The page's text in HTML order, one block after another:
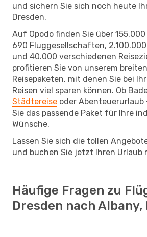
und sichern Sie sich noch heute
Dresden.
Auf Opodo finden Sie über
690 Fluggesellschaften,
und 40.000 verschiedenen
profitieren Sie von unserem
Reisepaketen, mit denen Sie bei
Reisen viel sparen können. Ob
Städtereise oder Abenteuerurlaub
Sie das passende Paket für Ihre
Wünsche.
Lassen Sie sich die tollen
und buchen Sie jetzt Ihren Urlaub
Häufige Fragen zu
Dresden nach Albany,